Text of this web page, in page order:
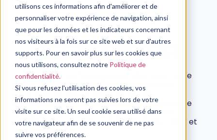
utilisons ces informations afin d'améliorer et de
personnaliser votre expérience de navigation, ainsi
que pour les données et les indicateurs concernant
nos visiteurs à la fois sur ce site web et sur d'autres
supports. Pour en savoir plus sur les cookies que
nous utilisons, consultez notre Politique de
confidentialité.
Si vous refusez l'utilisation des cookies, vos
informations ne seront pas suivies lors de votre
visite sur ce site. Un seul cookie sera utilisé dans
votre navigateur afin de se souvenir de ne pas
suivre vos préférences.
QVT/RPS
Comment utiliser les nouvelles
technologies pour réduire les RPS ?
12 août, 2024
Les nouvelles technologies transforment notre
travail. Mais elles apportent aussi des défis :
surcharge d’infos, pression et flou vie
pro/personnelle. Pas de panique, ces enjeux ne
sont pas une fatalité. Découvrez comment
optimiser ces outils pour booster le bien-être et
la performance.